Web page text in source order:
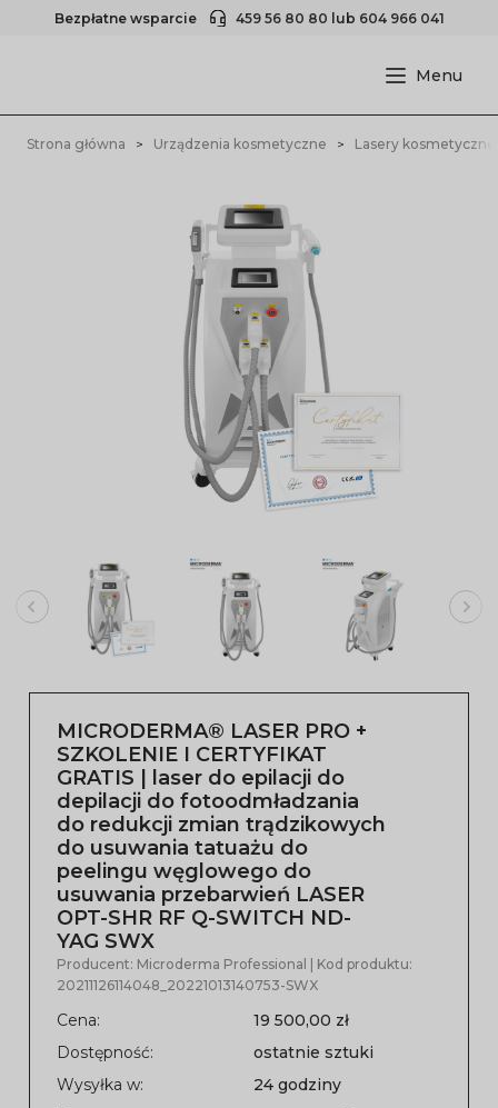
Bezpłatne wsparcie 459 56 80 80 lub 604 966 041
Strona główna Urządzenia kosmetyczne Lasery kosmetyczne
MICRODERMA® LASER PRO +
SZKOLENIE I CERTYFIKAT
GRATIS | laser do epilacji do
depilacji do fotoodmładzania
do redukcji zmian trądzikowych
do usuwania tatuażu do
peelingu węglowego do
usuwania przebarwień LASER
OPT-SHR RF Q-SWITCH ND-
YAG SWX
Producent: Microderma Professional
| Kod produktu:
20211126114048_20221013140753-SWX
Cena:
19 500,00 zł
Dostępność:
ostatnie sztuki
Wysyłka w:
24 godziny